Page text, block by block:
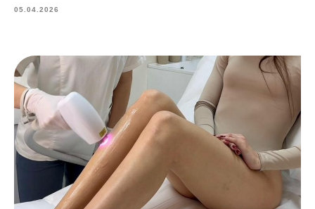
05.04.2026